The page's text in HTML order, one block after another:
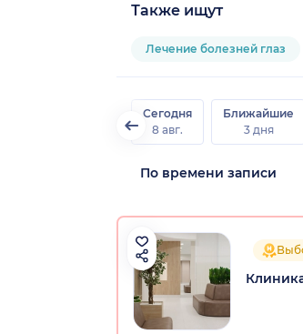
Также ищут
Лечение болезней глаз
Сегодня
8 авг.
Ближайшие
3 дня